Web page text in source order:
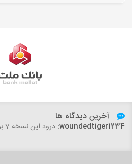
آخرین دیدگاه ها
woundedtiger1234: درود این نسخه 7 برای مکس 2025 هم جوابه؟...